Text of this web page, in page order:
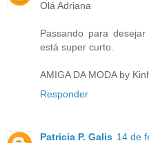
Olá Adriana
Passando para
está super curto.
AMIGA DA MODA by
Responder
Patricia P. Galis 14 de